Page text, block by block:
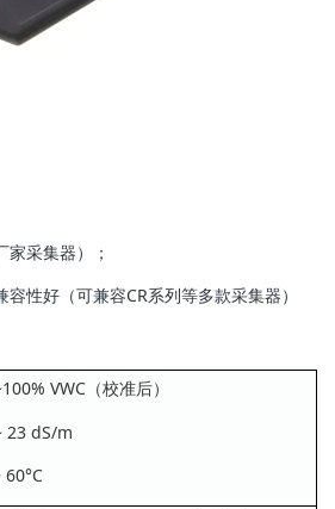
采集器）；
性好（可兼容CR系列等多款采集器）
VWC（校准后）
23 dS/m